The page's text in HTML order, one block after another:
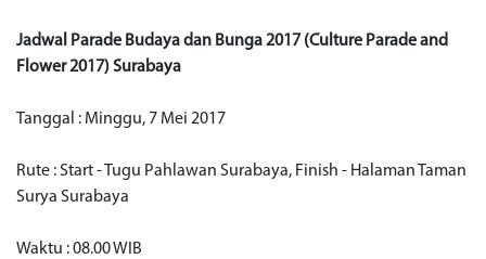
Jadwal Parade Budaya dan Bunga 2017 (Culture Parade and
Flower 2017) Surabaya
Tanggal : Minggu, 7 Mei 2017
Rute : Start - Tugu Pahlawan Surabaya, Finish - Halaman Taman
Surya Surabaya
Waktu : 08.00 WIB